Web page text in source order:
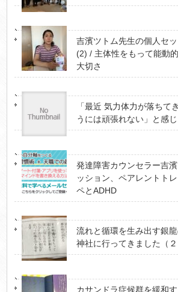
吉濱ツトム先生の個人セ
(2) / 主体性をもって能動
大切さ
「最近 気力体力が落ちて
うには頑張れない」と感
発達障害カウンセラー吉
ッション、ペアレントト
ペとADHD
流れと循環を生み出す銀
神社に行ってきました（２
カサンドラ症候群を緩和